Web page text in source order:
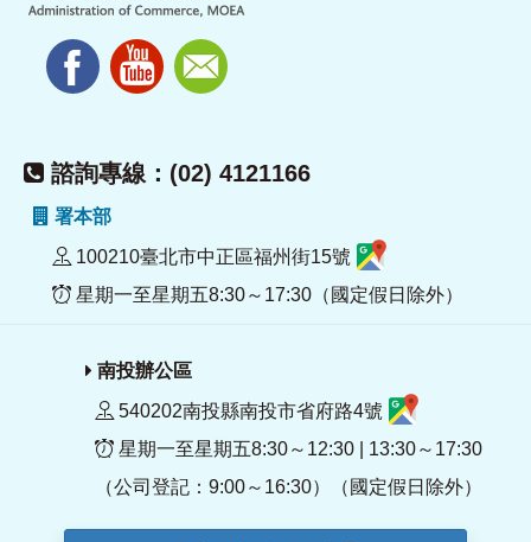
諮詢專線：(02) 4121166
署本部
100210臺北市中正區福州街15號
星期一至星期五8:30～17:30（國定假日除外）
南投辦公區
540202南投縣南投市省府路4號
星期一至星期五8:30～12:30 | 13:30～17:30
（公司登記：9:00～16:30）（國定假日除外）